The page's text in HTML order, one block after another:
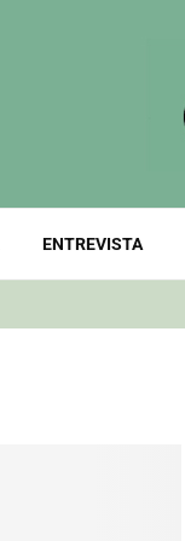
ENTREVISTA